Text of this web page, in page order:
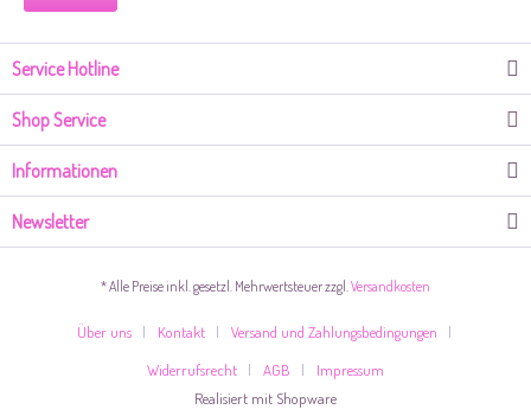
Service Hotline
Shop Service
Informationen
Newsletter
* Alle Preise inkl. gesetzl. Mehrwertsteuer zzgl.Versandkosten
Über uns Kontakt
Versand und Zahlungsbedingungen
Widerrufsrecht
AGB
Impressum
Realisiert mit Shopware